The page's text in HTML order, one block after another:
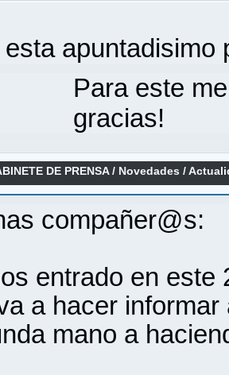
apuntadisimo
Para este
gracias!
DE PRENSA/ Novedades /
compañer@s:
entrado en este
a hacer
mano a